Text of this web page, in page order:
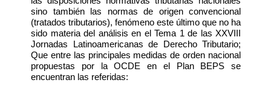
sino también las normas de origen convencional
(tratados tributarios), fenómeno este último que no ha
sido materia del análisis en el Tema 1 de las XXVIII
Jornadas Latinoamericanas de Derecho Tributario;
Que entre las principales medidas de orden nacional
propuestas por la OCDE en el Plan BEPS se
encuentran las referidas: